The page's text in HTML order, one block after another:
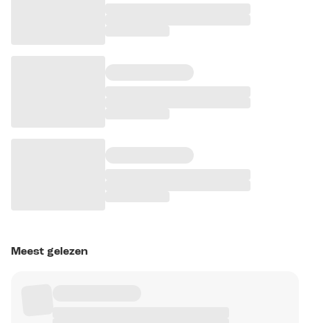
Meest gelezen